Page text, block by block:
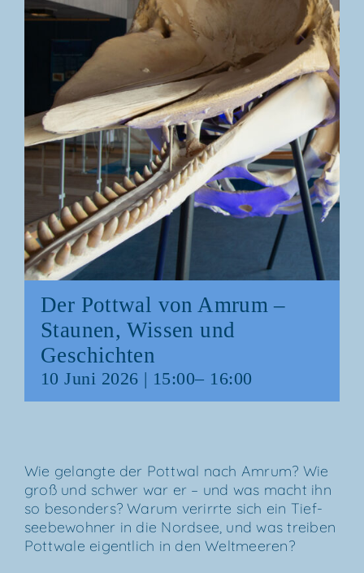
Der Pott­wal von Amrum –
Stau­nen, Wis­sen und
Geschichten
10 Juni 2026 | 15:00– 16:00
Wie gelang­te der Pott­wal nach Amrum? Wie
groß und schwer war er – und was macht ihn
so beson­ders? War­um ver­irr­te sich ein Tief­
see­be­woh­ner in die Nord­see, und was trei­ben
Pott­wa­le eigent­lich in den Weltmeeren?